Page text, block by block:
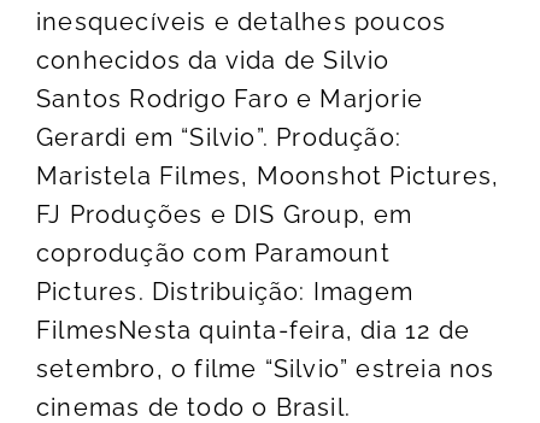
inesquecíveis e detalhes poucos
conhecidos da vida de Silvio
Santos Rodrigo Faro e Marjorie
Gerardi em “Silvio”. Produção:
Maristela Filmes, Moonshot Pictures,
FJ Produções e DIS Group, em
coprodução com Paramount
Pictures. Distribuição: Imagem
FilmesNesta quinta-feira, dia 12 de
setembro, o filme “Silvio” estreia nos
cinemas de todo o Brasil.